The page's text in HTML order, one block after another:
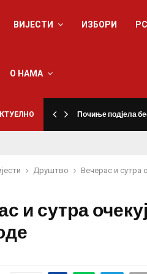
ВИЈЕСТИ ИЗБОРИ
О НАМА
Почиње подјела
Друштво Вечерас и сутра
и сутра